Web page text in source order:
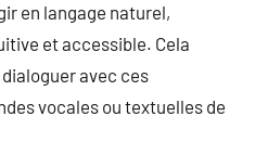
en langage naturel,
et accessible. Cela
avec ces
vocales ou textuelles de